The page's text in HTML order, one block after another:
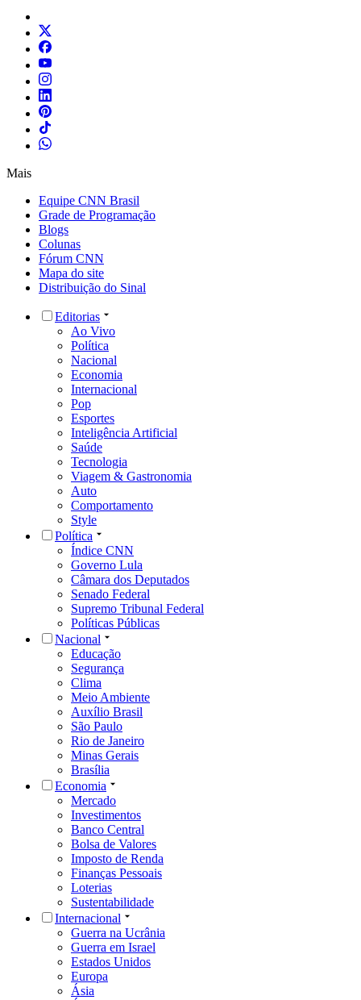
Mais
Equipe CNN Brasil
Grade de Programação
Blogs
Colunas
Fórum CNN
Mapa do site
Distribuição do Sinal
Editorias
Ao Vivo
Política
Nacional
Economia
Internacional
Pop
Esportes
Inteligência Artificial
Saúde
Tecnologia
Viagem & Gastronomia
Auto
Comportamento
Style
Política
Índice CNN
Governo Lula
Câmara dos Deputados
Senado Federal
Supremo Tribunal Federal
Políticas Públicas
Nacional
Educação
Segurança
Clima
Meio Ambiente
Auxílio Brasil
São Paulo
Rio de Janeiro
Minas Gerais
Brasília
Economia
Mercado
Investimentos
Banco Central
Bolsa de Valores
Imposto de Renda
Finanças Pessoais
Loterias
Sustentabilidade
Internacional
Guerra na Ucrânia
Guerra em Israel
Estados Unidos
Europa
Ásia